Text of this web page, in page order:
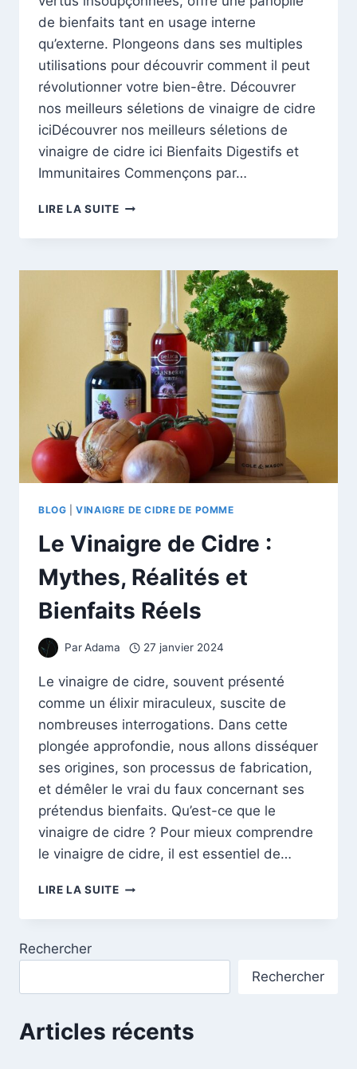
de bienfaits tant en usage interne
qu’externe. Plongeons dans ses multiples
utilisations pour découvrir comment il peut
révolutionner votre bien-être. Découvrer
nos meilleurs séletions de vinaigre de cidre
iciDécouvrer nos meilleurs séletions de
vinaigre de cidre ici Bienfaits Digestifs et
Immunitaires Commençons par…
LIRE LA SUITELES
MÉCONNUES
VINAIGRE
CIDRE
BLOG |VINAIGRE DE CIDRE DE POMME
Le Vinaigre de Cidre :
Mythes, Réalités et
Bienfaits Réels
ParAdama 27 janvier 2024
Le vinaigre de cidre, souvent présenté
comme un élixir miraculeux, suscite de
nombreuses interrogations. Dans cette
plongée approfondie, nous allons disséquer
ses origines, son processus de fabrication,
et démêler le vrai du faux concernant ses
prétendus bienfaits. Qu’est-ce que le
vinaigre de cidre ? Pour mieux comprendre
le vinaigre de cidre, il est essentiel de…
LIRE LA SUITELE
DE
BIENFAITS
RÉELS
Rechercher
Rechercher
Articles récents